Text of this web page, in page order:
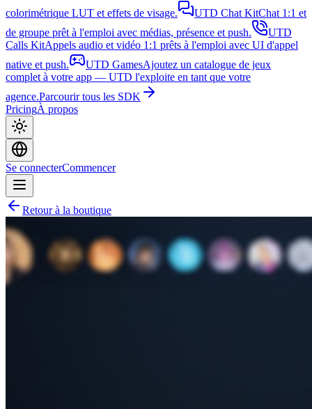
colorimétrique LUT et effets de visage.
UTD Chat KitChat 1:1 et
de groupe prêt à l'emploi avec médias, présence et push.
UTD
Calls KitAppels audio et vidéo 1:1 prêts à l'emploi avec UI d'appel
native et push.
UTD GamesAjoutez un catalogue de jeux
complet à votre app — UTD l'exploite en tant que votre
agence.Parcourir tous les SDK
PricingÀ propos
Se connecterCommencer
Retour à la boutique